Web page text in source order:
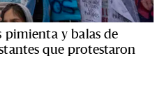
pimienta y balas de
que protestaron